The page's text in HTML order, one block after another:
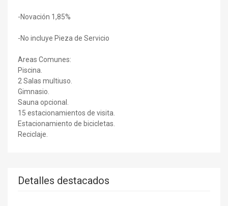
-Novación 1,85%
-No incluye Pieza de Servicio
Areas Comunes:
Piscina.
2 Salas multiuso.
Gimnasio.
Sauna opcional.
15 estacionamientos de visita.
Estacionamiento de bicicletas.
Reciclaje.
Detalles destacados